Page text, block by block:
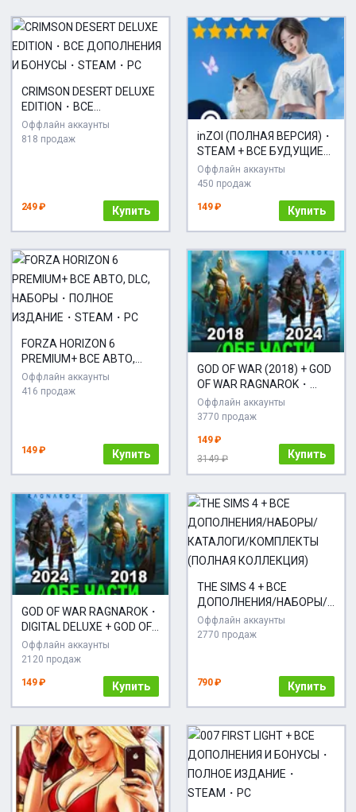
CRIMSON DESERT DELUXE
EDITION・ВСЕ
ДОПОЛНЕНИЯ И
БОНУСЫ・STEAM・PC
Оффлайн аккаунты
818 продаж
249 ₽ Купить
inZOI (ПОЛНАЯ ВЕРСИЯ)・
STEAM + ВСЕ БУДУЩИЕ
DLC・
Оффлайн аккаунты
450 продаж
149 ₽ Купить
FORZA HORIZON 6
PREMIUM+ ВСЕ АВТО,
DLC, НАБОРЫ・ПОЛНОЕ
ИЗДАНИЕ・STEAM・PC
Оффлайн аккаунты
416 продаж
149 ₽ Купить
GOD OF WAR (2018) + GOD
OF WAR RAGNAROK・
DELUXE + ВСЕ DLC・
STEAM・PC
Оффлайн аккаунты
3770 продаж
149 ₽
3149 ₽
Купить
GOD OF WAR RAGNAROK・
DIGITAL DELUXE + GOD OF
WAR (2018)・ВСЕ DLC・
STEAM・PC
Оффлайн аккаунты
2120 продаж
149 ₽ Купить
THE SIMS 4 + ВСЕ
ДОПОЛНЕНИЯ/НАБОРЫ/
КАТАЛОГИ/КОМПЛЕКТЫ
(ПОЛНАЯ КОЛЛЕКЦИЯ)
Оффлайн аккаунты
2770 продаж
790 ₽ Купить